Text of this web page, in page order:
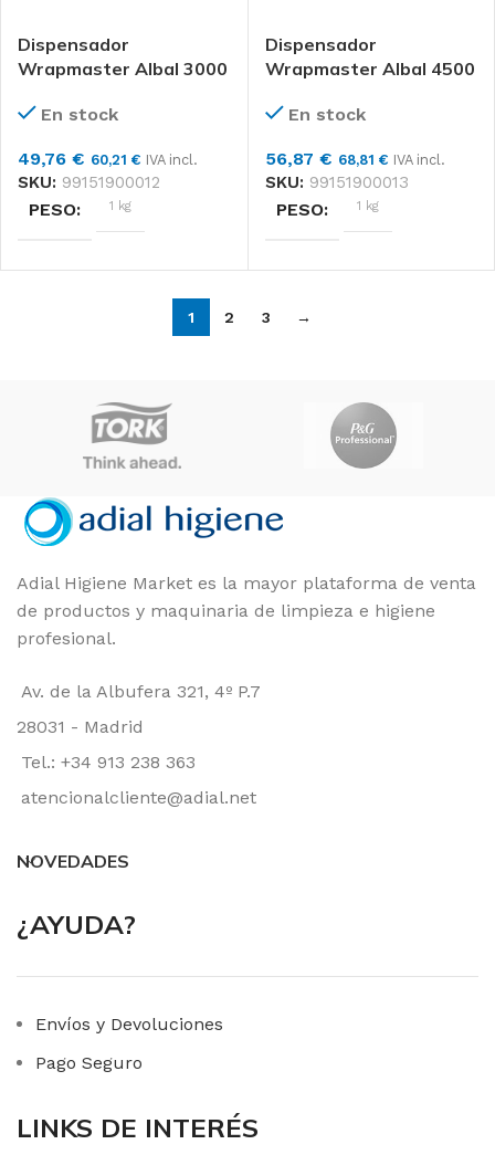
Inox, ABS, Policarbonato
Dispensador
Wrapmaster Albal 3000
En stock
49,76 € 60,21 € IVA incl.
SKU: 99151900012
PESO 1 kg
DIMENSIONES
TAMAÑO
30cm de ancho
Dispensador
Wrapmaster Albal 4500
En stock
56,87 € 68,81 € IVA incl.
SKU: 99151900013
PESO 1 kg
DIMENSIONES
TAMAÑO
45cm de ancho
1 2 3 →
Adial Higiene Market es la mayor plataforma de venta
de productos y maquinaria de limpieza e higiene
profesional.
Av. de la Albufera 321, 4º P.7
28031 - Madrid
Tel.: +34 913 238 363
atencionalcliente@adial.net
NOVEDADES
¿AYUDA?
Envíos y Devoluciones
Pago Seguro
LINKS DE INTERÉS